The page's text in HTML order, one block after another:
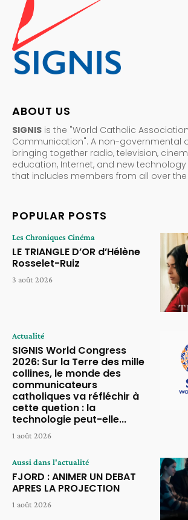
ABOUT US
SIGNIS is the "World Catholic
Communication". A non-governmental
bringing together radio, television,
education, Internet, and new
that includes members from all over
POPULAR POSTS
Les Chroniques Cinéma
LE TRIANGLE D’OR d’Hélène
Rosselet-Ruiz
3 août 2026
Actualité
SIGNIS World Congress
2026: Sur la Terre des mille
collines, le monde des
communicateurs
catholiques va réfléchir à
cette quetion : la
technologie peut-elle...
1 août 2026
Aussi dans l'actualité
FJORD : ANIMER UN DEBAT
APRES LA PROJECTION
1 août 2026